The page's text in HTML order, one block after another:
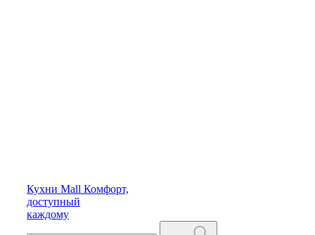
Кухни Mall Комфорт,
доступный
каждому